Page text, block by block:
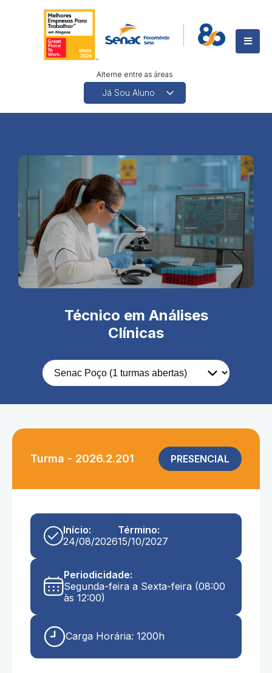
Alterne entre as áreas
Técnico em Análises
Clínicas
Turma - 2026.2.201 PRESENCIAL
Início:
24/08/2026
Término:
15/10/2027
Periodicidade:
Segunda-feira a Sexta-feira (08:00
às 12:00)
Carga Horária: 1200h